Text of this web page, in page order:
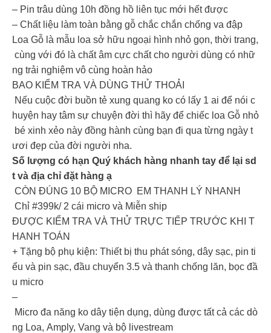
– Pin trâu dùng 10h đồng hồ liên tục mới hết được
– Chất liệu làm toàn bằng gỗ chắc chắn chống va đập
Loa Gỗ là mẫu loa sở hữu ngoại hình nhỏ gọn, thời trang,
cùng với đó là chất âm cực chất cho người dùng có nhữ
ng trải nghiệm vô cùng hoàn hảo
BAO KIỂM TRA VÀ DÙNG THỬ THOẢI
Nếu cuộc đời buồn tẻ xung quang ko có lấy 1 ai để nói c
huyện hay tâm sự chuyện đời thì hãy để chiếc loa Gỗ nhỏ
bé xinh xẻo này đồng hành cùng bạn đi qua từng ngày t
ươi đẹp của đời người nha.
Số lượng có hạn Quý khách hàng nhanh tay để lại sd
t và địa chỉ đặt hàng ạ
CÒN ĐÚNG 10 BỘ MICRO EM THANH LÝ NHANH
Chỉ #399k/ 2 cái micro và Miễn ship
ĐƯỢC KIỂM TRA VÀ THỬ TRỰC TIẾP TRƯỚC KHI T
HANH TOÁN
+ Tặng bộ phụ kiện: Thiết bị thu phát sóng, dây sạc, pin ti
ểu và pin sạc, đầu chuyển 3.5 và thanh chống lăn, bọc đầ
u micro
–
Micro đa năng ko dây tiện dụng, dùng được tất cả các dò
ng Loa, Amply, Vang và bộ livestream